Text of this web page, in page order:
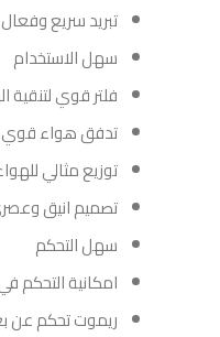
تبريد سريع وفعال
سهل الاستخدام
فلتر قوي لتنقية
تدفق هواء قوي
توزيع مثالي
تصميم انيق
سهل التحكم
امكانية التحكم
ريموت تحكم عن